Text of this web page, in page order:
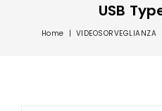
USB
Home VIDEOSORVEGLIANZA